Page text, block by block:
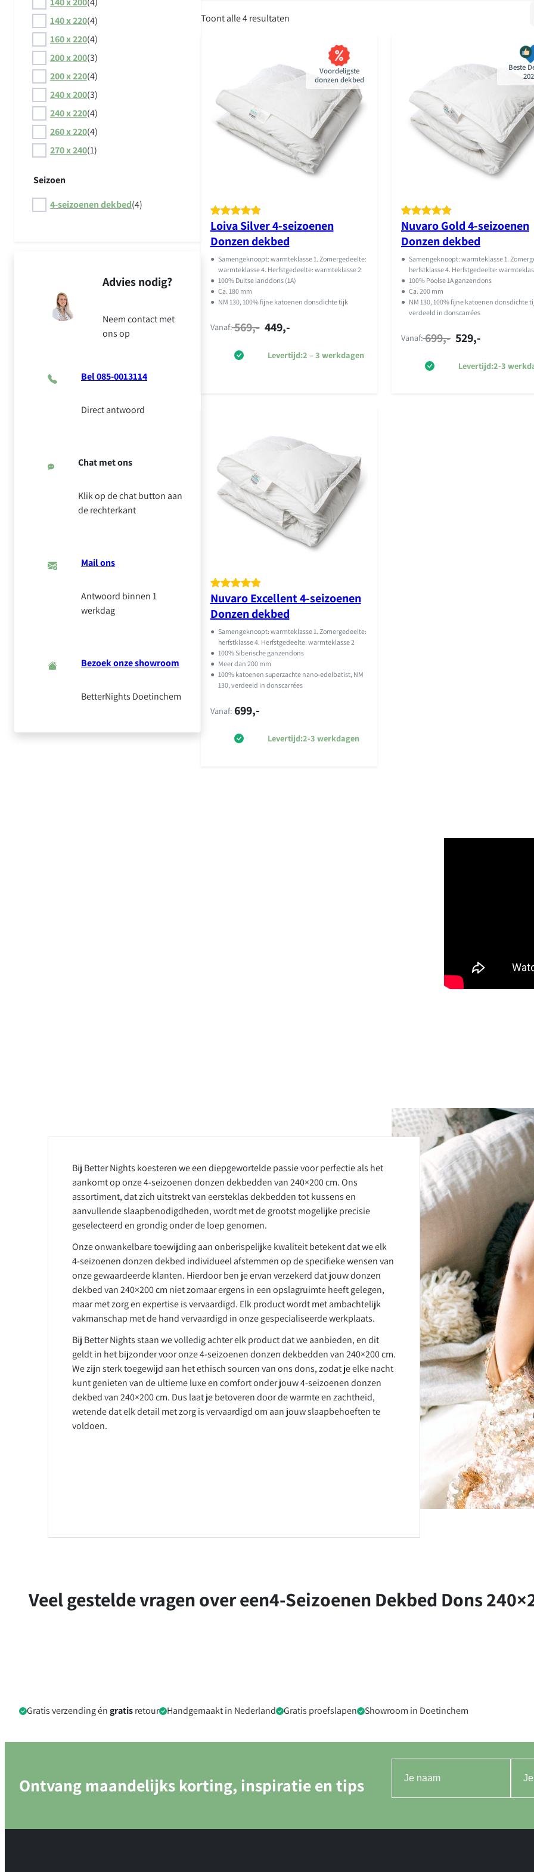
140 x 220(4)
160 x 220(4)
200 x 200(3)
200 x 220(4)
240 x 200(3)
240 x 220(4)
260 x 220(4)
270 x 240(1)
Seizoen
4-seizoenen dekbed(4)
Advies nodig?
Neem contact met
ons op
Bel 085-0013114
Direct antwoord
Chat met ons
Klik op de chat button aan
de rechterkant
Mail ons
Antwoord binnen 1
werkdag
Bezoek onze showroom
BetterNights Doetinchem
Toont alle 4 resultaten
Voordeligste
donzen dekbed
Gewaardeer
d4.92op
gebaseerd
op
13
klant
waarderinge
Loiva Silver 4-seizoenen
Donzen dekbed
● Samengeknoopt: warmteklasse 1. Zomergedeelte:
warmteklasse 4. Herfstgedeelte: warmteklasse 2
● 100% Duitse landdons (1A)
● Ca. 180 mm
● NM 130, 100% fijne katoenen donsdichte tijk
Vanaf:569,- 449,-
Levertijd:2 – 3 werkdagen
Beste
Gewaardeer
d4.89op
gebaseerd
op
18
klant
waarderinge
Nuvaro Gold 4-seizoenen
Donzen dekbed
● Samengeknoopt: warmteklasse 1.
herfstklasse 4. Herfstgedeelte:
● 100% Poolse 1A ganzendons
● Ca. 200 mm
● NM 130, 100% fijne katoenen donsdichte
verdeeld in donscarrées
Vanaf:699,- 529,-
Levertijd:2-3
Gewaardeer
d5.00op 5
gebaseerd
op
2
klant
waarderinge
n
Nuvaro Excellent 4-seizoenen
Donzen dekbed
● Samengeknoopt: warmteklasse 1. Zomergedeelte:
herfstklasse 4. Herfstgedeelte: warmteklasse 2
● 100% Siberische ganzendons
● Meer dan 200 mm
● 100% katoenen superzachte nano-edelbatist, NM
130, verdeeld in donscarrées
Vanaf:699,-
Levertijd:2-3 werkdagen
Bij Better Nights koesteren we een diepgewortelde passie voor perfectie als het
aankomt op onze 4-seizoenen donzen dekbedden van 240×200 cm. Ons
assortiment, dat zich uitstrekt van eersteklas dekbedden tot kussens en
aanvullende slaapbenodigdheden, wordt met de grootst mogelijke precisie
geselecteerd en grondig onder de loep genomen.
Onze onwankelbare toewijding aan onberispelijke kwaliteit betekent dat we elk
4-seizoenen donzen dekbed individueel afstemmen op de specifieke wensen van
onze gewaardeerde klanten. Hierdoor ben je ervan verzekerd dat jouw donzen
dekbed van 240×200 cm niet zomaar ergens in een opslagruimte heeft gelegen,
maar met zorg en expertise is vervaardigd. Elk product wordt met ambachtelijk
vakmanschap met de hand vervaardigd in onze gespecialiseerde werkplaats.
Bij Better Nights staan we volledig achter elk product dat we aanbieden, en dit
geldt in het bijzonder voor onze 4-seizoenen donzen dekbedden van 240×200 cm.
We zijn sterk toegewijd aan het ethisch sourcen van ons dons, zodat je elke nacht
kunt genieten van de ultieme luxe en comfort onder jouw 4-seizoenen donzen
dekbed van 240×200 cm. Dus laat je betoveren door de warmte en zachtheid,
wetende dat elk detail met zorg is vervaardigd om aan jouw slaapbehoeften te
voldoen.
Veel gestelde vragen over een4-Seizoenen Dekbed Dons
Gratis verzending éngratisretour Handgemaakt in Nederland Gratis proefslapen Showroom in Doetinchem
Ontvang maandelijks korting, inspiratie en tips